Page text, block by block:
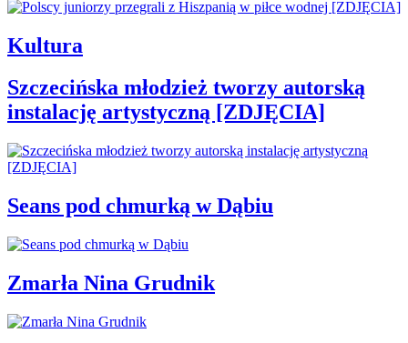
Kultura
Szczecińska młodzież tworzy autorską
instalację artystyczną [ZDJĘCIA]
Seans pod chmurką w Dąbiu
Zmarła Nina Grudnik